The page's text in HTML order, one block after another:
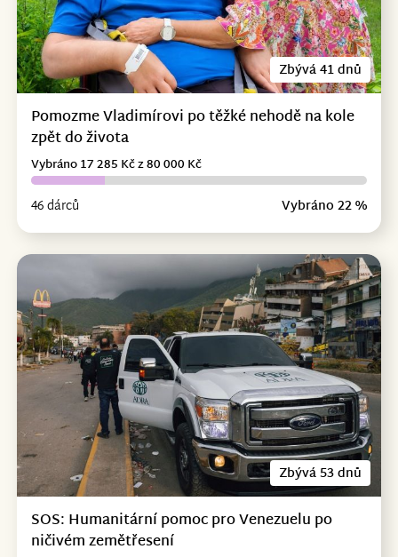
Zbývá 41 dnů
Pomozme Vladimírovi po těžké nehodě na kole
zpět do života
46 dárců Vybráno 22 %
Vybráno 17 285 Kč z 80 000 Kč
Zbývá 53 dnů
SOS: Humanitární pomoc pro Venezuelu po
ničivém zemětřesení